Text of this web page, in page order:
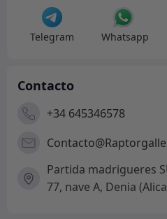
Telegram Whatsapp
Contacto
+34 645346578
Partida madrigueres
77, nave A, Denia